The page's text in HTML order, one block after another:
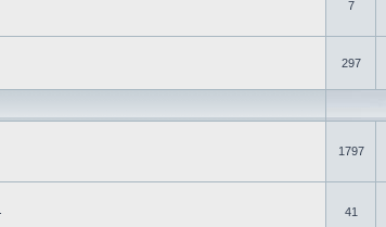
7
297
1797
41